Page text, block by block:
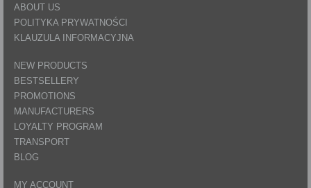
ABOUT US
POLITYKA PRYWATNOŚCI
KLAUZULA INFORMACYJNA
NEW PRODUCTS
BESTSELLERY
PROMOTIONS
MANUFACTURERS
LOYALTY PROGRAM
TRANSPORT
BLOG
MY ACCOUNT